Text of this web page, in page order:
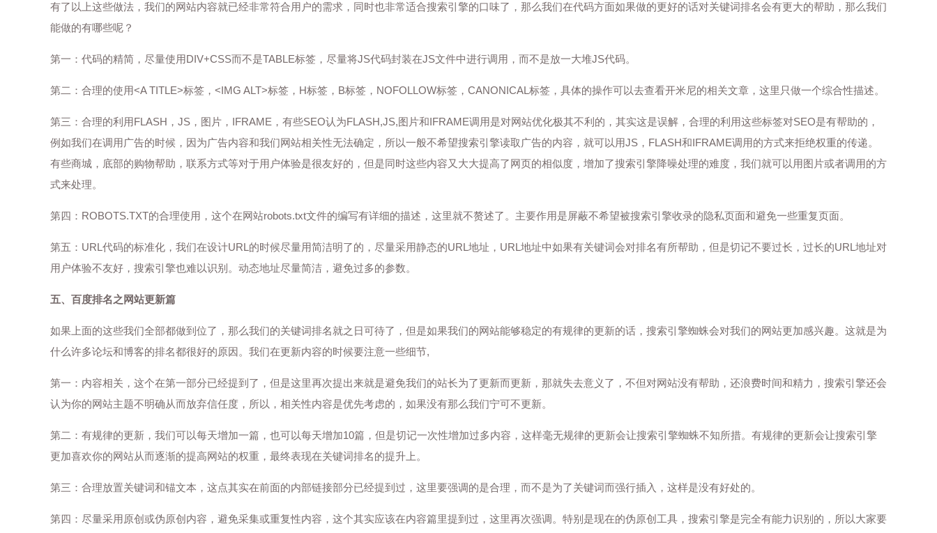
有了以上这些做法，我们的网站内容就已经非常符合用户的需求，同时也非常适合搜索引擎的口味了，那么我们在代码方面如果做的更好的话对关键词排名会有更大的帮助，那么我们
能做的有哪些呢？
第一：代码的精简，尽量使用DIV+CSS而不是TABLE标签，尽量将JS代码封装在JS文件中进行调用，而不是放一大堆JS代码。
第二：合理的使用<A TITLE>标签，<IMG ALT>标签，H标签，B标签，NOFOLLOW标签，CANONICAL标签，具体的操作可以去查看开米尼的相关文章，这里只做一个综合性描述。
第三：合理的利用FLASH，JS，图片，IFRAME，有些SEO认为FLASH,JS,图片和IFRAME调用是对网站优化极其不利的，其实这是误解，合理的利用这些标签对SEO是有帮助的，
例如我们在调用广告的时候，因为广告内容和我们网站相关性无法确定，所以一般不希望搜索引擎读取广告的内容，就可以用JS，FLASH和IFRAME调用的方式来拒绝权重的传递。
有些商城，底部的购物帮助，联系方式等对于用户体验是很友好的，但是同时这些内容又大大提高了网页的相似度，增加了搜索引擎降噪处理的难度，我们就可以用图片或者调用的方
式来处理。
第四：ROBOTS.TXT的合理使用，这个在网站robots.txt文件的编写有详细的描述，这里就不赘述了。主要作用是屏蔽不希望被搜索引擎收录的隐私页面和避免一些重复页面。
第五：URL代码的标准化，我们在设计URL的时候尽量用简洁明了的，尽量采用静态的URL地址，URL地址中如果有关键词会对排名有所帮助，但是切记不要过长，过长的URL地址对
用户体验不友好，搜索引擎也难以识别。动态地址尽量简洁，避免过多的参数。
五、百度排名之网站更新篇
如果上面的这些我们全部都做到位了，那么我们的关键词排名就之日可待了，但是如果我们的网站能够稳定的有规律的更新的话，搜索引擎蜘蛛会对我们的网站更加感兴趣。这就是为
什么许多论坛和博客的排名都很好的原因。我们在更新内容的时候要注意一些细节,
第一：内容相关，这个在第一部分已经提到了，但是这里再次提出来就是避免我们的站长为了更新而更新，那就失去意义了，不但对网站没有帮助，还浪费时间和精力，搜索引擎还会
认为你的网站主题不明确从而放弃信任度，所以，相关性内容是优先考虑的，如果没有那么我们宁可不更新。
第二：有规律的更新，我们可以每天增加一篇，也可以每天增加10篇，但是切记一次性增加过多内容，这样毫无规律的更新会让搜索引擎蜘蛛不知所措。有规律的更新会让搜索引擎
更加喜欢你的网站从而逐渐的提高网站的权重，最终表现在关键词排名的提升上。
第三：合理放置关键词和锚文本，这点其实在前面的内部链接部分已经提到过，这里要强调的是合理，而不是为了关键词而强行插入，这样是没有好处的。
第四：尽量采用原创或伪原创内容，避免采集或重复性内容，这个其实应该在内容篇里提到过，这里再次强调。特别是现在的伪原创工具，搜索引擎是完全有能力识别的，所以大家要